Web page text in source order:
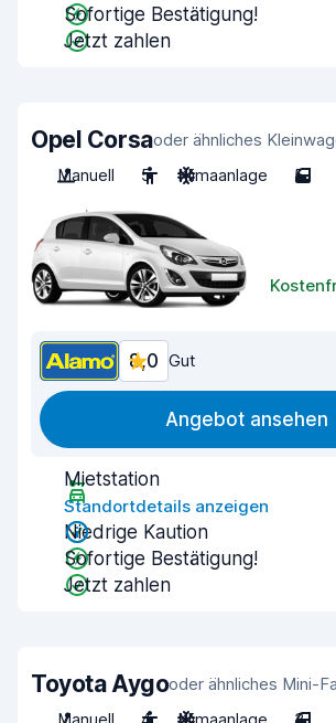
Sofortige Bestätigung!
Jetzt zahlen
Opel Corsaoder ähnliches
Manuell
5 Klimaanlage 5
8,0 Gut
Angebot ansehen
Mietstation
Standortdetails anzeigen
Niedrige Kaution
Sofortige Bestätigung!
Jetzt zahlen
Toyota Aygooder ähnliches Mini-